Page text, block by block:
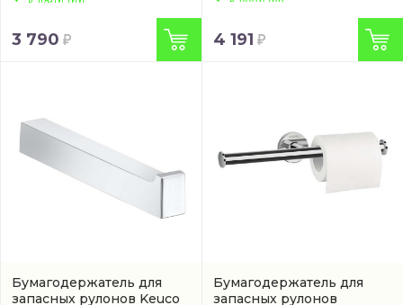
3 790 4 191
Бумагодержатель для
запасных рулонов Keuco
Бумагодержатель для
запасных рулонов